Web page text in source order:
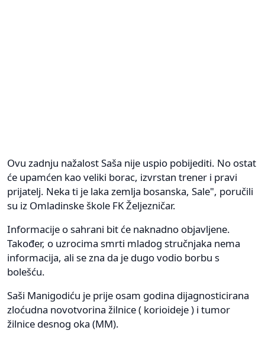
Ovu zadnju nažalost Saša nije uspio pobijediti. No ostat
će upamćen kao veliki borac, izvrstan trener i pravi
prijatelj. Neka ti je laka zemlja bosanska, Sale", poručili
su iz Omladinske škole FK Željezničar.
Informacije o sahrani bit će naknadno objavljene.
Također, o uzrocima smrti mladog stručnjaka nema
informacija, ali se zna da je dugo vodio borbu s
bolešću.
Saši Manigodiću je prije osam godina dijagnosticirana
zloćudna novotvorina žilnice ( korioideje ) i tumor
žilnice desnog oka (MM).